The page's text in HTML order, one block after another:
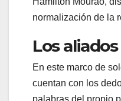
normalización de la
Los aliados
En este marco de
cuentan con los
palabras del propio